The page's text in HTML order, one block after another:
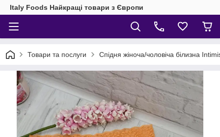
Italy Foods Найкращі товари з Європи
Товари та послуги Спідня жіноча/чоловіча білизна